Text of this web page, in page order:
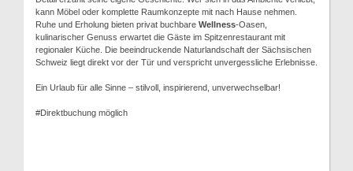
kann Möbel oder komplette Raumkonzepte mit nach Hause nehmen.
Ruhe und Erholung bieten privat buchbare Wellness-Oasen,
kulinarischer Genuss erwartet die Gäste im Spitzenrestaurant mit
regionaler Küche. Die beeindruckende Naturlandschaft der Sächsischen
Schweiz liegt direkt vor der Tür und verspricht unvergessliche Erlebnisse.
Ein Urlaub für alle Sinne – stilvoll, inspirierend, unverwechselbar!
#Direktbuchung möglich